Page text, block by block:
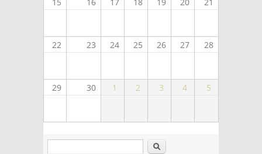
22 23 24 25 26 27 28
29 30 1 2 3 4 5
Buscar